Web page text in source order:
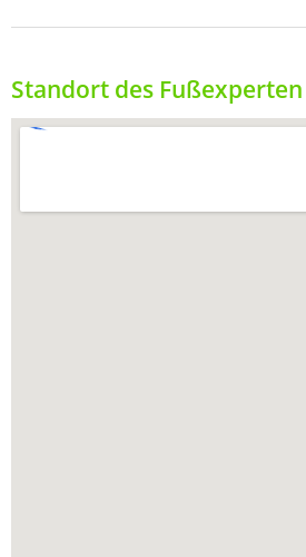
Standort des Fußexperten